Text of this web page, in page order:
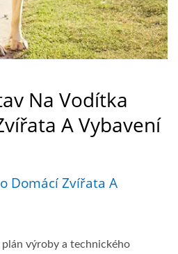
Na Vodítka
A Vybavení
Domácí Zvířata A
výroby a technického